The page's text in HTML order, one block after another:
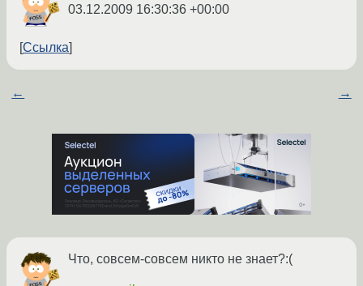
03.12.2009 16:30:36 +00:00
Ссылка
← →
Что, совсем-совсем никто не знает?:(